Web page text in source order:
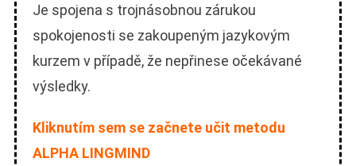
Je spojena s trojnásobnou zárukou
spokojenosti se zakoupeným jazykovým
kurzem v případě, že nepřinese očekávané
výsledky.
Kliknutím sem se začnete učit metodu
ALPHA LINGMIND